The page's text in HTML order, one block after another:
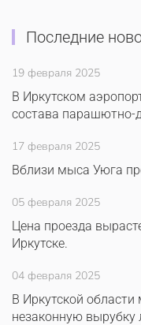
Последние
19 февраля 2025
В Иркутском
состава парашютно-
17 февраля 2025
Вблизи мыса Уюга
05 февраля 2025
Цена проезда
Иркутске.
04 февраля 2025
В Иркутской области
незаконную вырубку